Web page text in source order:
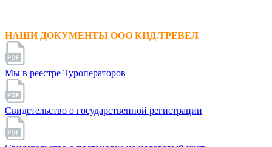
НАШИ ДОКУМЕНТЫ ООО КИД.ТРЕВЕЛ
Мы в реестре Туроператоров
Свидетельство о государственной регистрации